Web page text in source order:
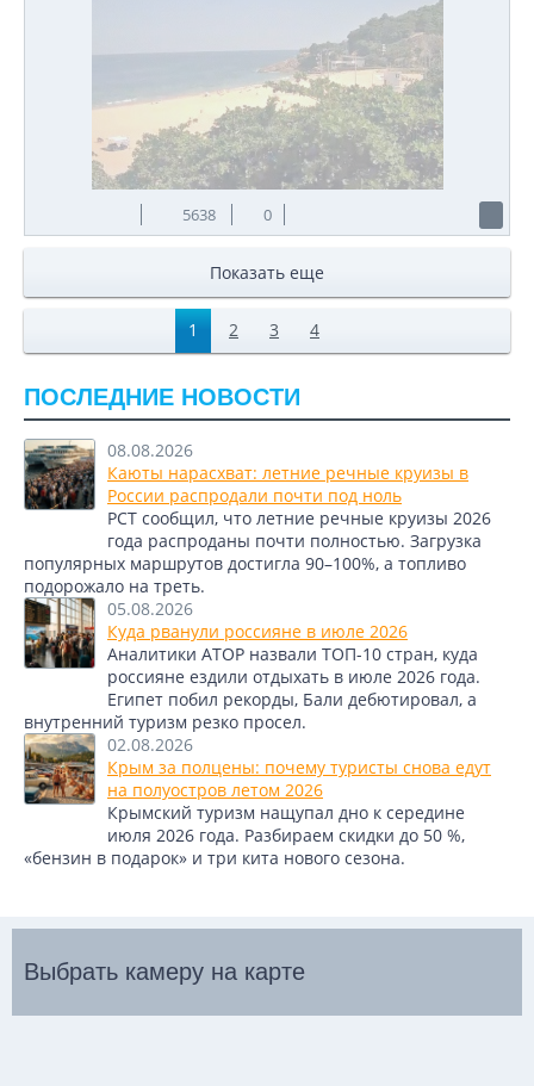
5638 0
Показать еще
1 2 3 4
ПОСЛЕДНИЕ НОВОСТИ
08.08.2026
Каюты нарасхват: летние речные круизы в
России распродали почти под ноль
РСТ сообщил, что летние речные круизы 2026
года распроданы почти полностью. Загрузка
популярных маршрутов достигла 90–100%, а топливо
подорожало на треть.
05.08.2026
Куда рванули россияне в июле 2026
Аналитики АТОР назвали ТОП-10 стран, куда
россияне ездили отдыхать в июле 2026 года.
Египет побил рекорды, Бали дебютировал, а
внутренний туризм резко просел.
02.08.2026
Крым за полцены: почему туристы снова едут
на полуостров летом 2026
Крымский туризм нащупал дно к середине
июля 2026 года. Разбираем скидки до 50 %,
«бензин в подарок» и три кита нового сезона.
Выбрать камеру на карте